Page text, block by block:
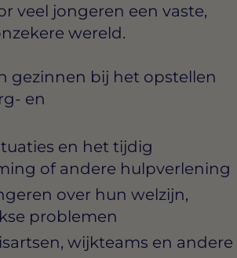
veel jongeren een vaste,
wereld.
gezinnen bij het opstellen
en
en het tijdig
of andere hulpverlening
over hun welzijn,
problemen
wijkteams en andere